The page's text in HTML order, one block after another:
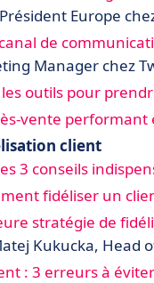
Europe
de
Manager chez
outils pour
vente performant
client
3 conseils
fidéliser un
stratégie de
Kukucka, Head
: 3 erreurs à